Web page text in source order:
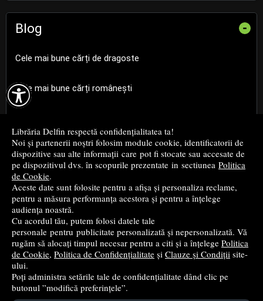

Librăria Delfin respectă confidențialitatea ta!
Noi și partenerii noștri folosim module cookie, identificatorii de
dispozitive sau alte informații care pot fi stocate sau accesate de
pe dispozitivul dvs. în scopurile prezentate in sectiunea Politica
de Cookie.
Aceste date sunt folosite pentru a afișa și personaliza reclame,
pentru a măsura performanța acestora și pentru a înțelege
audiența noastră.
Cu acordul tău, putem folosi datele tale
personale pentru publicitate personalizată și nepersonalizată. Vă
rugăm să alocați timpul necesar pentru a citi și a înțelege Politica
de Cookie, Politica de Confidențialitate și Clauze și Condiții site-
ului.
Poți administra setările tale de confidențialitate dând clic pe
butonul ”modifică preferințele”.
Blog -
Cele mai bune cărți de dragoste
Cele mai bune cărți românești
Cele mai bune cărți de istorie
Top cărți beletristică
...toate știrile
© 2004 - 2026 Grup DZC SRL
Magazin onlinecreat de Vital Soft
Created in 0.1135 sec